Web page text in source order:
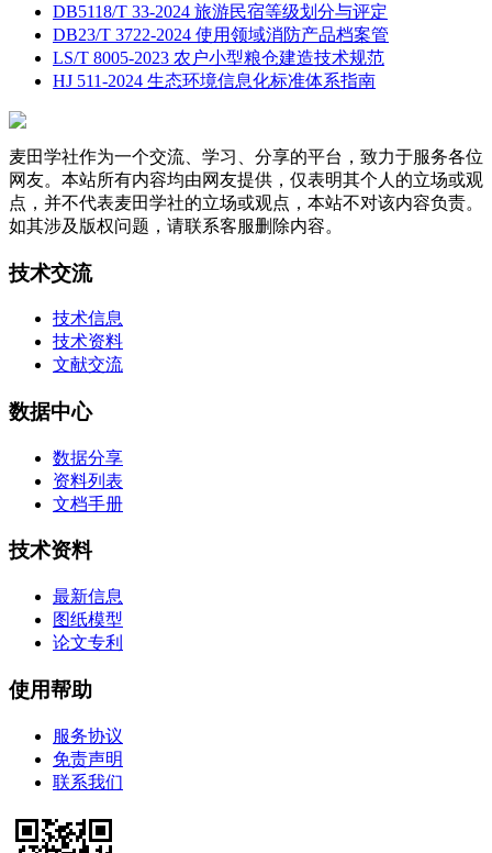
DB5118/T 33-2024 旅游民宿等级划分与评定
DB23/T 3722-2024 使用领域消防产品档案管
LS/T 8005-2023 农户小型粮仓建造技术规范
HJ 511-2024 生态环境信息化标准体系指南
麦田学社作为一个交流、学习、分享的平台，致力于服务各位
网友。本站所有内容均由网友提供，仅表明其个人的立场或观
点，并不代表麦田学社的立场或观点，本站不对该内容负责。
如其涉及版权问题，请联系客服删除内容。
技术交流
技术信息
技术资料
文献交流
数据中心
数据分享
资料列表
文档手册
技术资料
最新信息
图纸模型
论文专利
使用帮助
服务协议
免责声明
联系我们